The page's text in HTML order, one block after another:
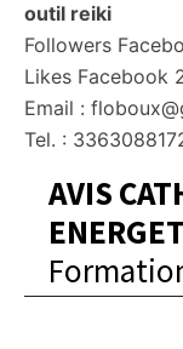
outil reiki
Followers
Likes Facebook
Email :
Tel. :
AVIS